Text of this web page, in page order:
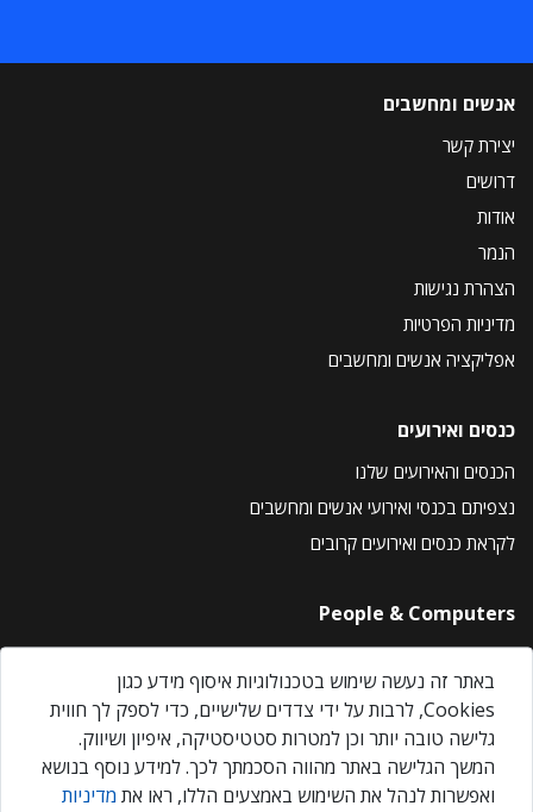
אנשים ומחשבים
יצירת קשר
דרושים
אודות
הנמר
הצהרת נגישות
מדיניות הפרטיות
אפליקציה אנשים ומחשבים
כנסים ואירועים
הכנסים והאירועים שלנו
נצפיתם בכנסי ואירועי אנשים ומחשבים
לקראת כנסים ואירועים קרובים
People & Computers
About Us
Privacy Policy
Contact Us
Our Events
באתר זה נעשה שימוש בטכנולוגיות איסוף מידע כגון
Cookies, לרבות על ידי צדדים שלישיים, כדי לספק לך חווית
גלישה טובה יותר וכן למטרות סטטיסטיקה, איפיון ושיווק.
המשך הגלישה באתר מהווה הסכמתך לכך. למידע נוסף בנושא
ואפשרות לנהל את השימוש באמצעים הללו, ראו את מדיניות